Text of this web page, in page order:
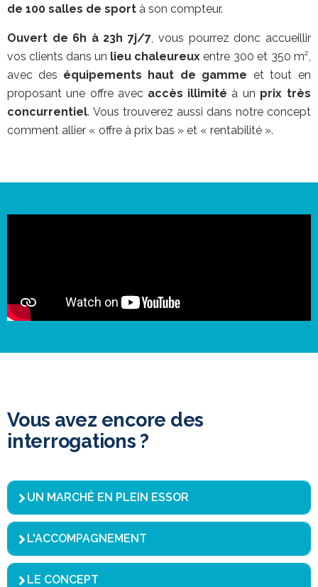
de 100 salles de sport à son compteur.
Ouvert de 6h à 23h 7j/7 , vous pourrez donc accueillir
vos clients dans un lieu chaleureux entre 300 et 350 m²,
avec des équipements haut de gamme et tout en
proposant une offre avec accès illimité à un prix très
concurrentiel. Vous trouverez aussi dans notre concept
comment allier « offre à prix bas » et « rentabilité ».
Vous avez encore des
interrogations ?
UN MARCHÉ EN PLEIN ESSOR
L'ACCOMPAGNEMENT
LE CONCEPT